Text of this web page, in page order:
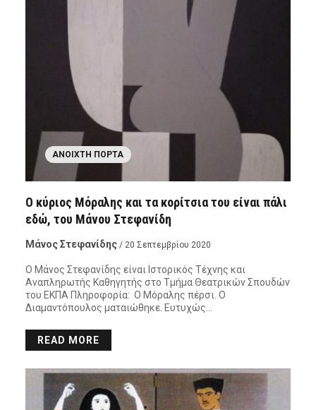
ΑΝΟΙΧΤΉ ΠΌΡΤΑ
Ο κύριος Μόραλης και τα κορίτσια του είναι πάλι
εδώ, του Μάνου Στεφανίδη
Μάνος Στεφανίδης / 20 Σεπτεμβρίου 2020
Ο Μάνος Στεφανίδης είναι Ιστορικός Τέχνης και
Αναπληρωτής Καθηγητής στο Τμήμα Θεατρικών Σπουδών
του ΕΚΠΑ Πληροφορία: Ο Μόραλης πέρσι. Ο
Διαμαντόπουλος ματαιώθηκε. Ευτυχώς…
READ MORE